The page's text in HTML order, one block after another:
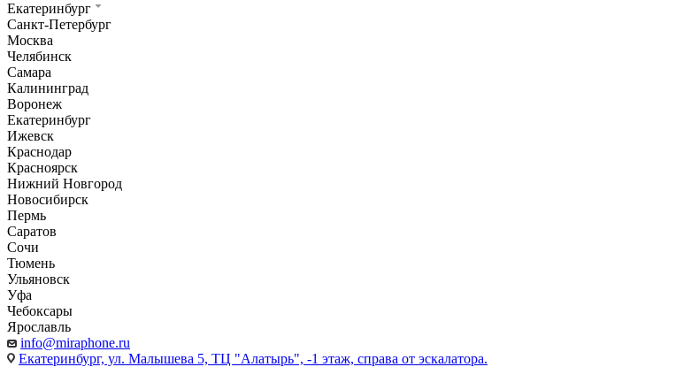
Екатеринбург
Санкт-Петербург
Москва
Челябинск
Самара
Калининград
Воронеж
Екатеринбург
Ижевск
Краснодар
Красноярск
Нижний Новгород
Новосибирск
Пермь
Саратов
Сочи
Тюмень
Ульяновск
Уфа
Чебоксары
Ярославль
info@miraphone.ru
Екатеринбург, ул. Малышева 5, ТЦ "Алатырь", -1 этаж, справа от эскалатора.